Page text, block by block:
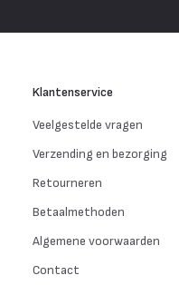
Klantenservice
Veelgestelde vragen
Verzending en bezorging
Retourneren
Betaalmethoden
Algemene voorwaarden
Contact